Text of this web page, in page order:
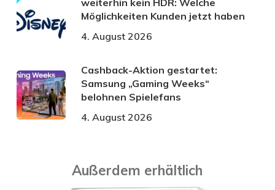
weiterhin kein HDR: Welche
Möglichkeiten Kunden jetzt haben
4. August 2026
Cashback-Aktion gestartet:
Samsung „Gaming Weeks“
belohnen Spielefans
4. August 2026
Außerdem erhältlich